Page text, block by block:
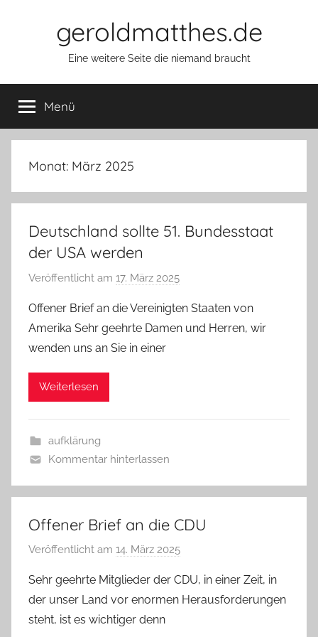
geroldmatthes.de
Eine weitere Seite die niemand braucht
Menü
Monat: März 2025
Deutschland sollte 51. Bundesstaat
der USA werden
Veröffentlicht am 17. März 2025
n
G
t
h
s
Offener Brief an die Vereinigten Staaten von
Amerika Sehr geehrte Damen und Herren, wir
wenden uns an Sie in einer
Weiterlesen
aufklärung
Kommentar hinterlassen
Offener Brief an die CDU
Veröffentlicht am 14. März 2025
n
G
Sehr geehrte Mitglieder der CDU, in einer Zeit, in
der unser Land vor enormen Herausforderungen
steht, ist es wichtiger denn